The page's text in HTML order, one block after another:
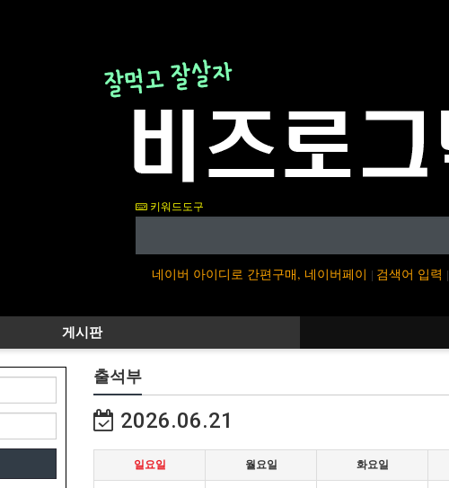
키워드도구
네이버 아이디로 간편구매, 네이버페이 | 검색어 입력 |
게시판
출석부
2026.06.21
일요일 월요일 화요일